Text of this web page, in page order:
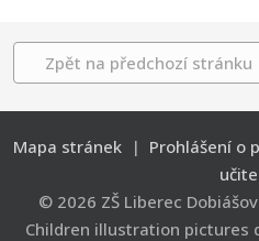
Zpět na předchozí stránku
Mapa stránek | Prohlášení o
© 2026 ZŠ Liberec
Children illustration pictures